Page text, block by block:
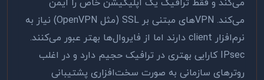
می‌کند و فقط ترافیک یک اپلیکیشن خاص را ایمن
می‌کند. VPN‌های مبتنی بر SSL (مثل OpenVPN) نیاز به
نرم‌افزار client دارند اما از فایروال‌ها بهتر عبور می‌کنند.
IPsec کارایی بهتری در ترافیک حجیم دارد و در اغلب
روترهای سازمانی به صورت سخت‌افزاری پشتیبانی